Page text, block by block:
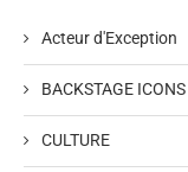
Acteur d'Exception
BACKSTAGE ICONS
CULTURE